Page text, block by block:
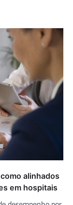
alinhados
em hospitais